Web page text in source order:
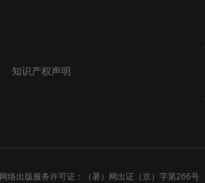
知识产权声明
网络出版服务许可证：（署）网出证（京）字第266号